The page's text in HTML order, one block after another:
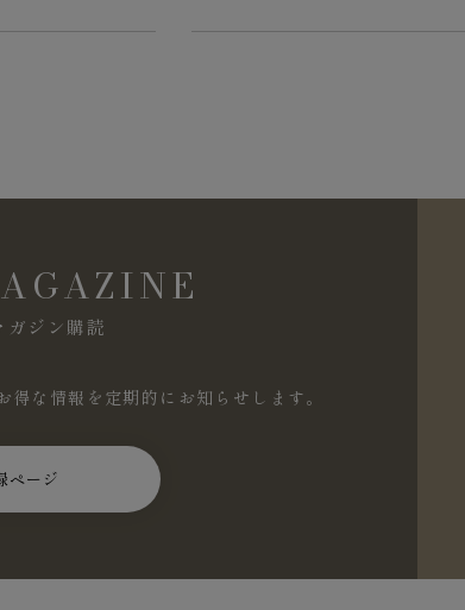
ガジン購読
な情報を定期的にお知らせします。
ページ